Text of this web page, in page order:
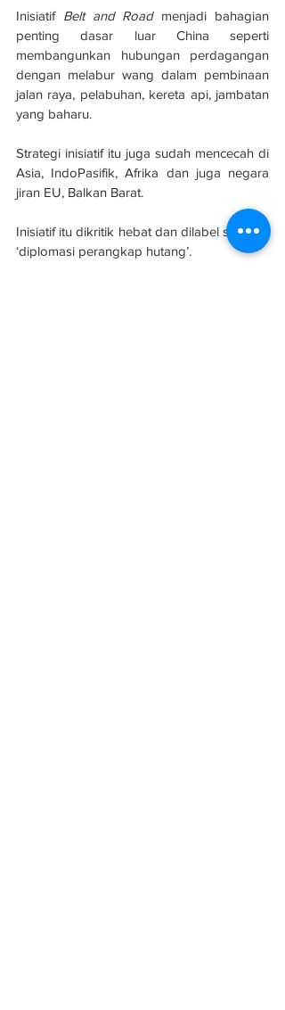
Inisiatif Belt and Road menjadi bahagian
penting dasar luar China seperti
membangunkan hubungan perdagangan
dengan melabur wang dalam pembinaan
jalan raya, pelabuhan, kereta api, jambatan
yang baharu.
Strategi inisiatif itu juga sudah mencecah di
Asia, IndoPasifik, Afrika dan juga negara
jiran EU, Balkan Barat.
Inisiatif itu dikritik hebat dan dilabel sebagai
‘diplomasi perangkap hutang’.